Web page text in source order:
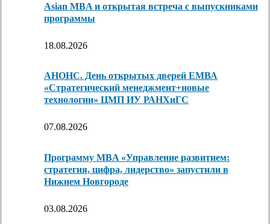
Asian MBA и открытая встреча с выпускниками
программы
18.08.2026
АНОНС. День открытых дверей ЕМВА
«Стратегический менеджмент+новые
технологии» ЦМП ИУ РАНХиГС
07.08.2026
Программу MBA «Управление развитием:
стратегия, цифра, лидерство» запустили в
Нижнем Новгороде
03.08.2026